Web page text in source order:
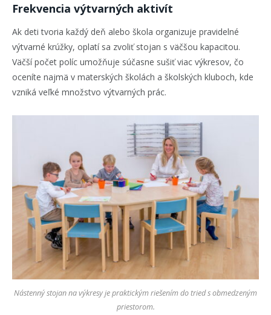
Frekvencia výtvarných aktivít
Ak deti tvoria každý deň alebo škola organizuje pravidelné
výtvarné krúžky, oplatí sa zvoliť stojan s väčšou kapacitou.
Väčší počet políc umožňuje súčasne sušiť viac výkresov, čo
oceníte najmä v materských školách a školských kluboch, kde
vzniká veľké množstvo výtvarných prác.
Nástenný stojan na výkresy je praktickým riešením do tried s obmedzeným
priestorom.